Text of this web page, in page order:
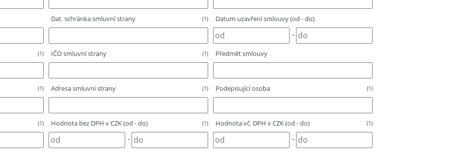
(1)
(1)
(1)
Dat. schránka smluvní strany (1)
IČO smluvní strany (1)
Adresa smluvní strany (1)
Hodnota bez DPH v CZK (od - do) (1)
-
Datum uzavření smlouvy (od - do)
-
Předmět smlouvy
Podepisující osoba (1)
Hodnota vč. DPH v CZK (od - do) (1)
-